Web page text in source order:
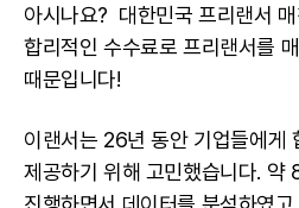
아시나요? 대한민국 프리랜서
합리적인 수수료로 프리랜서를
때문입니다!
이랜서는 26년 동안 기업들에게
제공하기 위해 고민했습니다.